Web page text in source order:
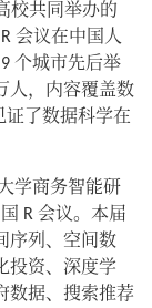
校共同举办的
会议在中国人
个城市先后举
人，内容覆盖数
证了数据科学在
学商务智能研
R 会议。本届
序列、空间数
投资、深度学
数据、搜索推荐